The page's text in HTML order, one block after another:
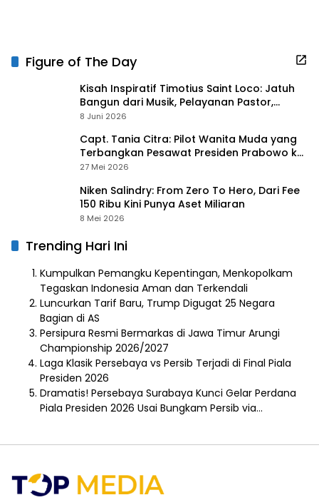
Figure of The Day
Kisah Inspiratif Timotius Saint Loco: Jatuh
Bangun dari Musik, Pelayanan Pastor,
hingga Gurita Bisnis Sambal Babon
8 Juni 2026
Capt. Tania Citra: Pilot Wanita Muda yang
Terbangkan Pesawat Presiden Prabowo ke
Prancis
27 Mei 2026
Niken Salindry: From Zero To Hero, Dari Fee
150 Ribu Kini Punya Aset Miliaran
8 Mei 2026
Trending Hari Ini
Kumpulkan Pemangku Kepentingan, Menkopolkam
Tegaskan Indonesia Aman dan Terkendali
Luncurkan Tarif Baru, Trump Digugat 25 Negara
Bagian di AS
Persipura Resmi Bermarkas di Jawa Timur Arungi
Championship 2026/2027
Laga Klasik Persebaya vs Persib Terjadi di Final Piala
Presiden 2026
Dramatis! Persebaya Surabaya Kunci Gelar Perdana
Piala Presiden 2026 Usai Bungkam Persib via…